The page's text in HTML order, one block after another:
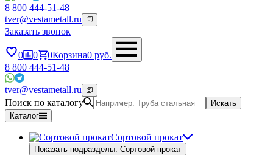
8 800 444-51-48
tver@vestametall.ru
Заказать звонок
0 0 0Корзина0 руб.
8 800 444-51-48
tver@vestametall.ru
Поиск по каталогу
Искать
Каталог
Сортовой прокат
Показать подразделы: Сортовой прокат